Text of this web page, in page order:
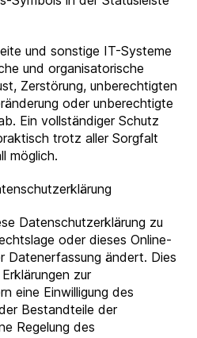
und sonstige IT-Systeme
und organisatorische
Zerstörung, unberechtigten
oder unberechtigte
Ein vollständiger Schutz
trotz aller Sorgfalt
möglich.
Datenschutzerklärung zu
oder dieses Online-
Datenerfassung ändert. Dies
zur
eine Einwilligung des
Bestandteile der
Regelung des